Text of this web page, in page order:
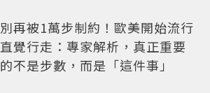
別再被1萬步制約！歐美開始流行
直覺行走：專家解析，真正重要
的不是步數，而是「這件事」